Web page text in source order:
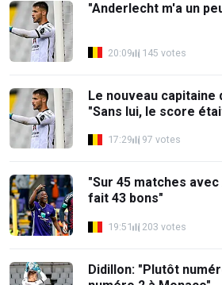
"Anderlecht m'a un
20:09 145 votes
Le nouveau capitaine
"Sans lui, le score
17:29 97 votes
"Sur 45 matches
fait 43 bons"
19:51 203 votes
Didillon: "Plutôt